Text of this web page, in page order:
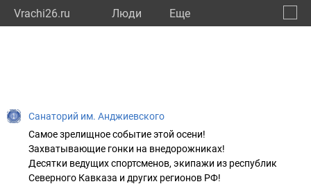
Vrachi26.ru Люди Eще
Санаторий им. Анджиевского
Самое зрелищное событие этой осени!
Захватывающие гонки на внедорожниках!
Десятки ведущих спортсменов, экипажи из республик
Северного Кавказа и других регионов РФ!